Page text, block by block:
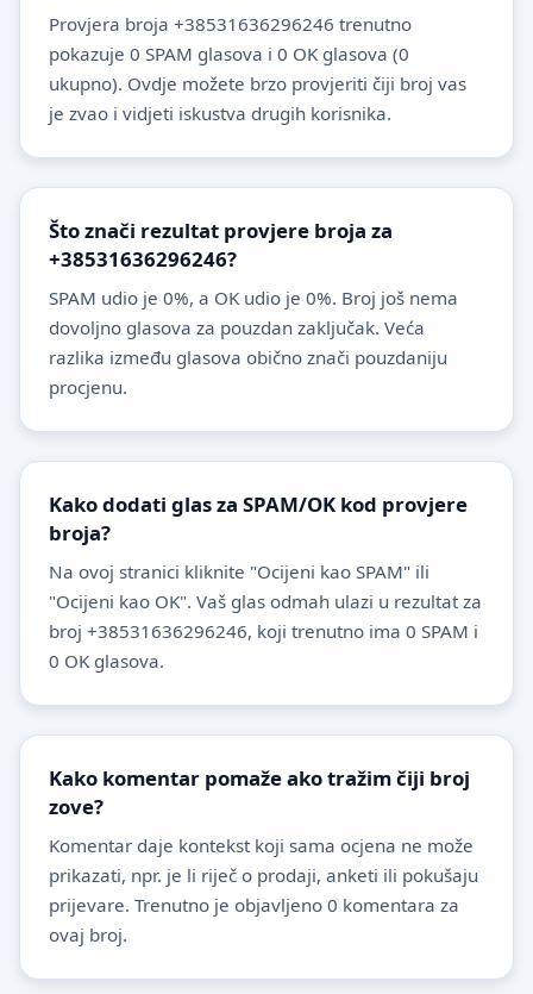
Provjera broja +38531636296246 trenutno
pokazuje 0 SPAM glasova i 0 OK glasova (0
ukupno). Ovdje možete brzo provjeriti čiji broj vas
je zvao i vidjeti iskustva drugih korisnika.
Što znači rezultat provjere broja za
+38531636296246?
SPAM udio je 0%, a OK udio je 0%. Broj još nema
dovoljno glasova za pouzdan zaključak. Veća
razlika između glasova obično znači pouzdaniju
procjenu.
Kako dodati glas za SPAM/OK kod provjere
broja?
Na ovoj stranici kliknite "Ocijeni kao SPAM" ili
"Ocijeni kao OK". Vaš glas odmah ulazi u rezultat za
broj +38531636296246, koji trenutno ima 0 SPAM i
0 OK glasova.
Kako komentar pomaže ako tražim čiji broj
zove?
Komentar daje kontekst koji sama ocjena ne može
prikazati, npr. je li riječ o prodaji, anketi ili pokušaju
prijevare. Trenutno je objavljeno 0 komentara za
ovaj broj.